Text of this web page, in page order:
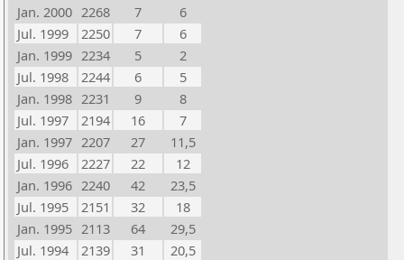
Jan. 2000 2268 7
6
Jul. 1999
2250 7
6
Jan. 1999 2234 5
2
Jul. 1998
2244 6
5
Jan. 1998 2231 9
8
Jul. 1997
2194 16
7
Jan. 1997 2207 27
11,5
Jul. 1996
2227 22
12
Jan. 1996 2240 42
23,5
Jul. 1995
2151 32
18
Jan. 1995 2113 64
29,5
Jul. 1994
2139 31
20,5